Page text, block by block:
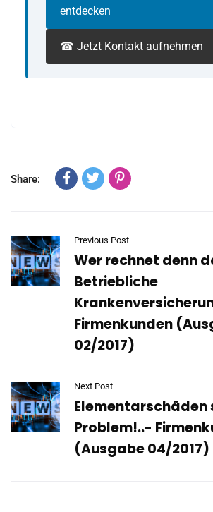
entdecken
☎ Jetzt Kontakt aufnehmen
Share:
Previous Post
Wer rechnet denn
Betriebliche
Firmenkunden
02/2017)
Next Post
Elementarschäden
Problem!..-
(Ausgabe 04/2017)